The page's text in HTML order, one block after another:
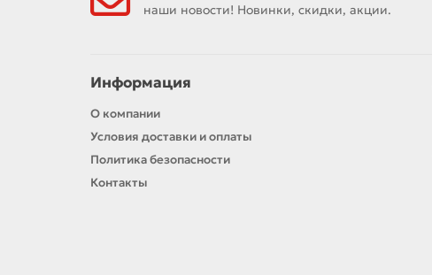
наши новости! Новинки, скидки, акции.
Информация
О компании
Условия доставки и оплаты
Политика безопасности
Контакты